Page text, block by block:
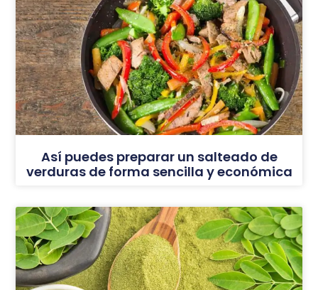
Así puedes preparar un salteado de
verduras de forma sencilla y económica